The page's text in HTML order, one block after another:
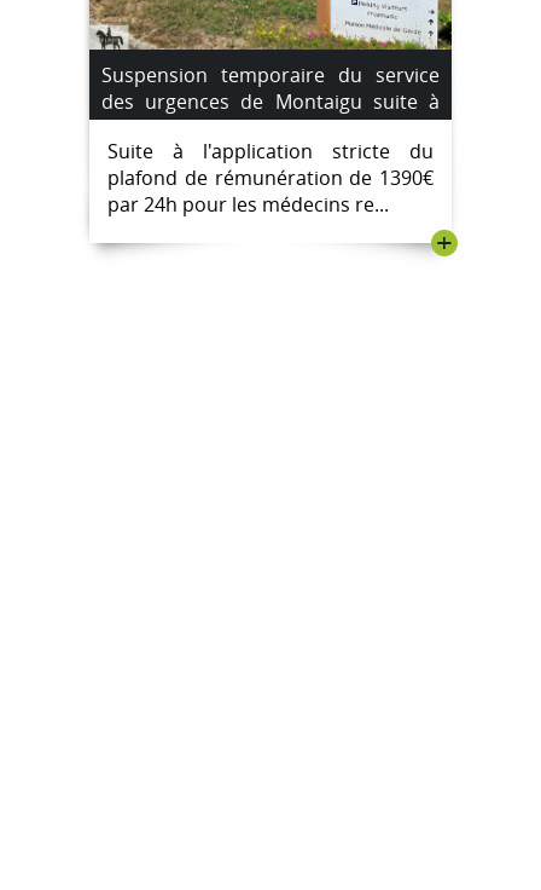
Suspension temporaire du service
des urgences de Montaigu suite à
une pénurie de médecins
remplaçants. du 4 août au 7 août
2023.
Suite à l'application stricte du
plafond de rémunération de 1390€
par 24h pour les médecins re...
+